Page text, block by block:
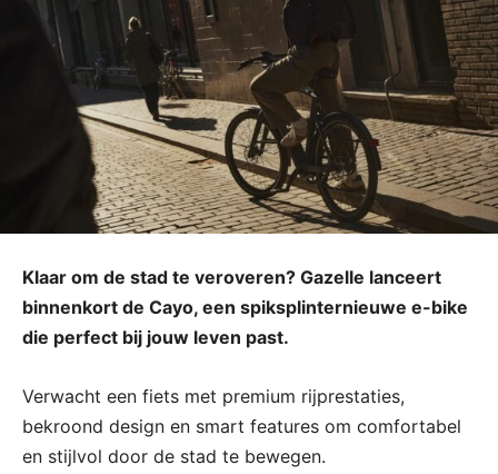
Klaar om de stad te veroveren? Gazelle lanceert
binnenkort de Cayo, een spiksplinternieuwe e-bike
die perfect bij jouw leven past.
Verwacht een fiets met premium rijprestaties,
bekroond design en smart features om comfortabel
en stijlvol door de stad te bewegen.